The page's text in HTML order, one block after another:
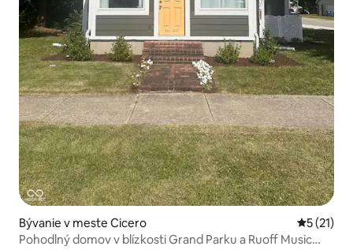
Bývanie v meste Cicero
5 (21)
Pohodlný domov v blízkosti Grand Parku a Ruoff Music